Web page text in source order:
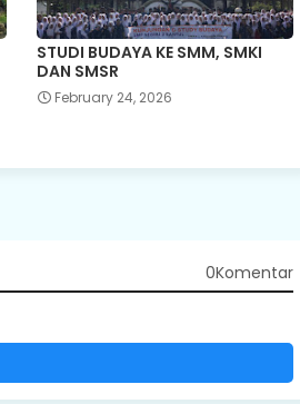
STUDI BUDAYA KE SMM, SMKI
DAN SMSR
February 24, 2026
0Komentar